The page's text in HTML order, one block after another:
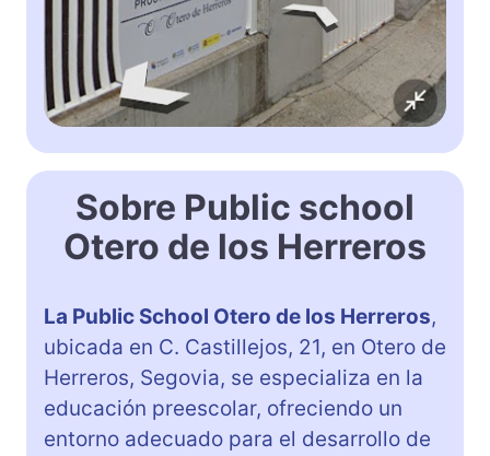
Sobre Public school
Otero de los Herreros
La Public School Otero de los Herreros,
ubicada en C. Castillejos, 21, en Otero de
Herreros, Segovia, se especializa en la
educación preescolar, ofreciendo un
entorno adecuado para el desarrollo de